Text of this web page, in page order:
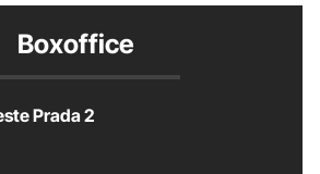
Boxoffice
Prada 2